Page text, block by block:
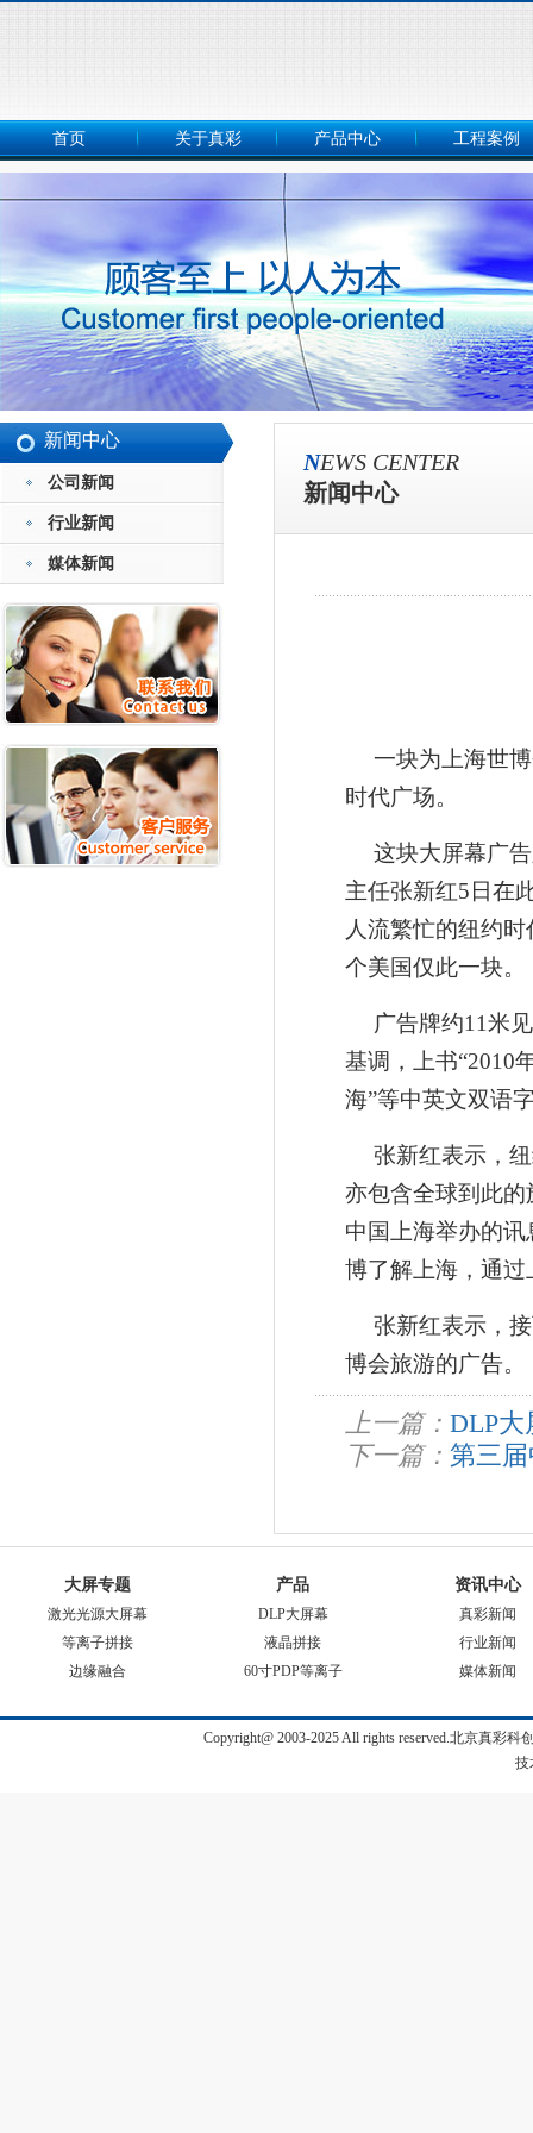
首页 关于真彩 产品中心 工程案例
新闻中心
公司新闻
行业新闻
媒体新闻
NEWS CENTER
新闻中心
一块为上海世
时代广场。
这块大屏幕广
主任张新红5日在
人流繁忙的纽约
个美国仅此一块。
广告牌约11米
基调，上书“2010
海”等中英文双语
张新红表示，
亦包含全球到此
中国上海举办的
博了解上海，通过
张新红表示，
博会旅游的广告。
上一篇： DLP大
下一篇： 第三
大屏专题
激光光源大屏幕
等离子拼接
边缘融合
产品
DLP大屏幕
液晶拼接
60寸PDP等离子
资讯中心
真彩新闻
行业新闻
媒体新闻
Copyright@ 2003-2025 All rights reserved.北京真彩
技